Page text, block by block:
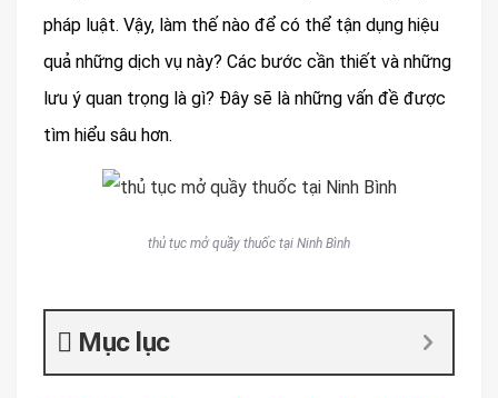
pháp luật. Vậy, làm thế nào để có thể tận dụng hiệu
quả những dịch vụ này? Các bước cần thiết và những
lưu ý quan trọng là gì? Đây sẽ là những vấn đề được
tìm hiểu sâu hơn.
thủ tục mở quầy thuốc tại Ninh Bình
Mục lục